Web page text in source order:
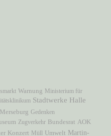
Warnung Ministerium für
Stadtwerke Halle
Merseburg Gedenken
Zugverkehr Bundesrat AOK
Konzert Müll Umwelt Martin-